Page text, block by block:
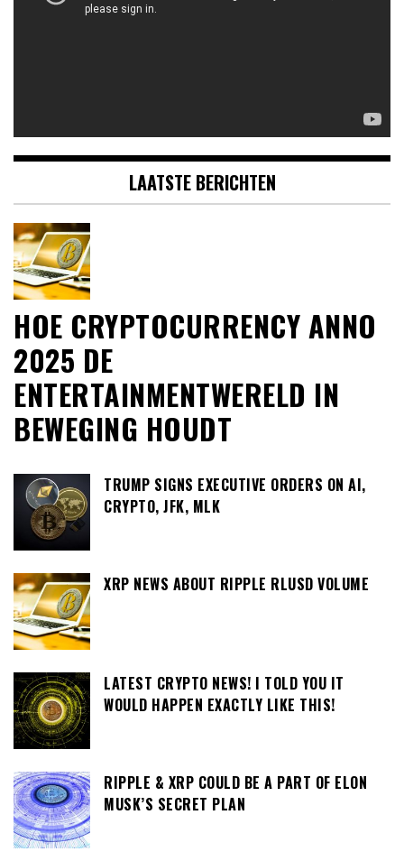
LAATSTE BERICHTEN
HOE CRYPTOCURRENCY ANNO
2025 DE
ENTERTAINMENTWERELD IN
BEWEGING HOUDT
TRUMP SIGNS EXECUTIVE ORDERS ON AI,
CRYPTO, JFK, MLK
XRP NEWS ABOUT RIPPLE RLUSD VOLUME
LATEST CRYPTO NEWS! I TOLD YOU IT
WOULD HAPPEN EXACTLY LIKE THIS!
RIPPLE & XRP COULD BE A PART OF ELON
MUSK’S SECRET PLAN